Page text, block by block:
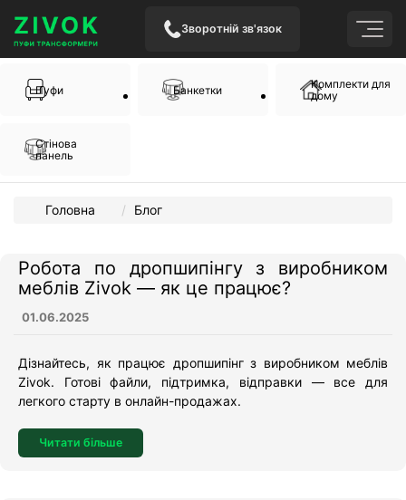
Зворотній зв'язок
Пуфи Банкетки
Комплекти для
дому
Стінова
панель
Головна Блог
Робота по дропшипінгу з виробником
меблів Zivok — як це працює?
01.06.2025
Дізнайтесь, як працює дропшипінг з виробником меблів
Zivok. Готові файли, підтримка, відправки — все для
легкого старту в онлайн-продажах.
Читати більше